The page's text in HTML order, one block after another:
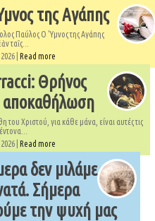
της Αγάπης
Παύλος Ο 'Υμνος της Αγάπης
ταῖς...
| Read more
Θρήνος
αποκαθήλωση
του Χριστού, για κάθε μάνα, είναι αυτές τις
| Read more
δεν μιλάμε
Σήμερα
την ψυχή μας